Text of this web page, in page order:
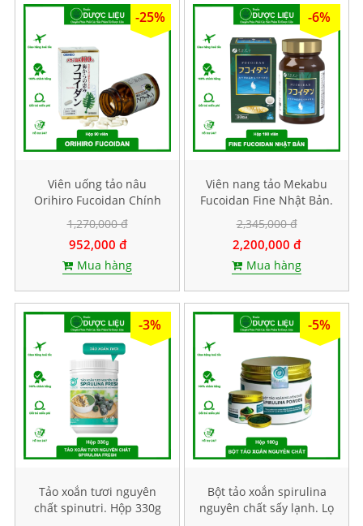
-25%
Viên uống tảo nâu
Orihiro Fucoidan Chính
Hãng Nhật Bản. Hộp 90
viên
1,270,000 đ
952,000 đ
Mua hàng
-6%
Viên nang tảo Mekabu
Fucoidan Fine Nhật Bản.
Hộp 198 viên
2,345,000 đ
2,200,000 đ
Mua hàng
-3%
Tảo xoắn tươi nguyên
chất spinutri. Hộp 330g
-5%
Bột tảo xoắn spirulina
nguyên chất sấy lạnh. Lọ